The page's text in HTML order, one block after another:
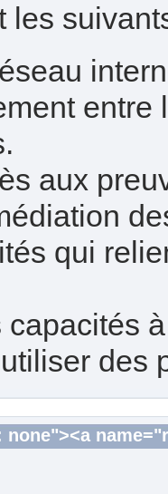
les
entre
aux
qui
des